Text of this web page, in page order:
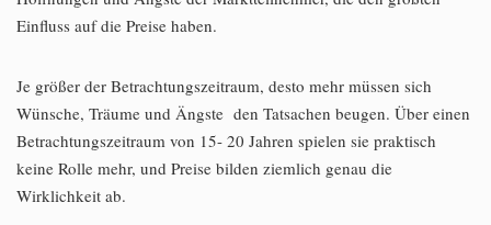
Einfluss auf die Preise haben.
Je größer der Betrachtungszeitraum, desto mehr müssen sich
Wünsche, Träume und Ängste den Tatsachen beugen. Über einen
Betrachtungszeitraum von 15- 20 Jahren spielen sie praktisch
keine Rolle mehr, und Preise bilden ziemlich genau die
Wirklichkeit ab.